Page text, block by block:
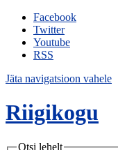
Facebook
Twitter
Youtube
RSS
Jäta navigatsioon vahele
Riigikogu
Otsi lehelt